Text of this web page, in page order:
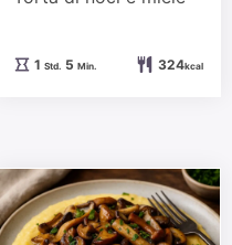
1Stunde
Std. 5Minuten
Min. 324kcal